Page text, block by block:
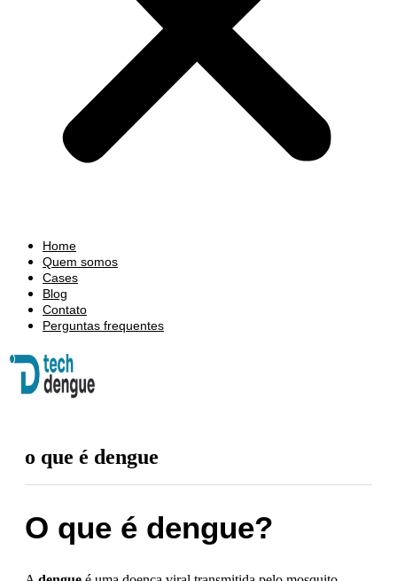
Home
Quem somos
Cases
Blog
Contato
Perguntas frequentes
o que é dengue
O que é dengue?